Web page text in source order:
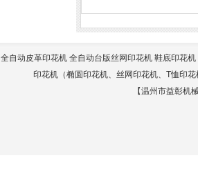
全自动皮革印花机 全自动台版丝网印花机 鞋底印花机
印花机（椭圆印花机、 丝网印花机、 T恤印花
【温州市益彰机